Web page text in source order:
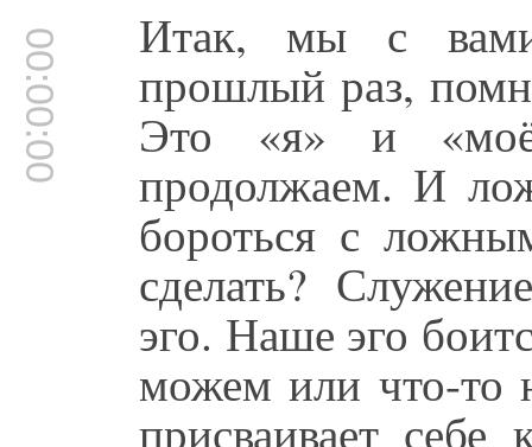
00:00:00 Итак, мы с
прошлый раз,
Это «я» и
продолжаем. И
бороться с
сделать?
эго. Наше эго
можем или что-то
присваивает себе